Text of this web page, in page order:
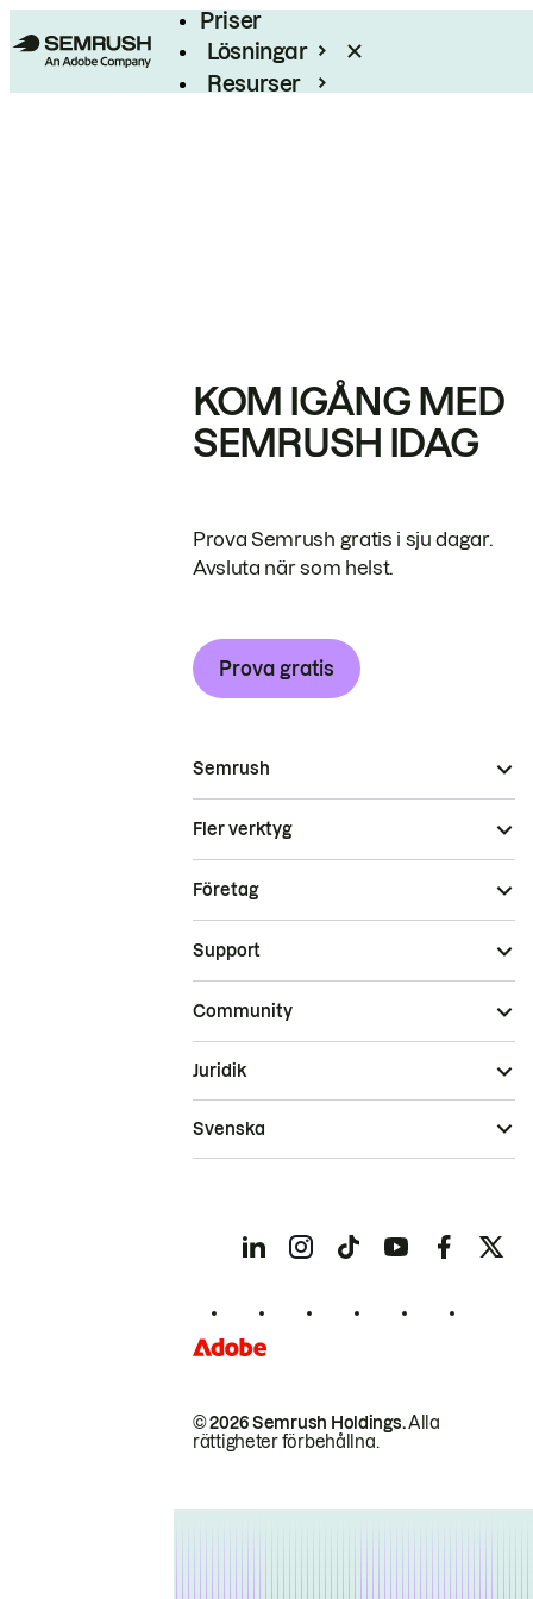
Priser
Lösningar
Resurser
KOM IGÅNG MED
SEMRUSH IDAG
Prova Semrush gratis i sju dagar.
Avsluta när som helst.
Prova gratis
Semrush
Fler verktyg
Företag
Support
Community
© 2026 Semrush Holdings.Alla
rättigheter förbehållna.
Juridik
Svenska